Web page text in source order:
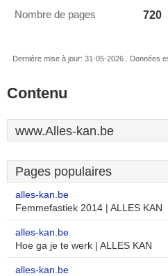
Nombre de pages 720
Dernière mise à jour: 31-05-2026 . Données
Contenu
www.Alles-kan.be
Pages populaires
alles-kan.be
Femmefastiek 2014 | ALLES KAN
alles-kan.be
Hoe ga je te werk | ALLES KAN
alles-kan.be